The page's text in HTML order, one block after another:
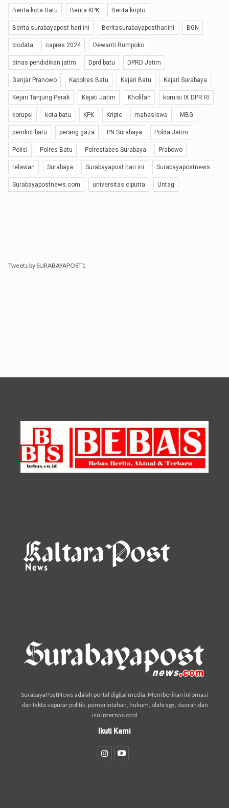
Berita kota Batu Berita KPK Berita kripto
Berita surabayapost hari ini Beritasurabayaposthariini BGN
biodata capres 2024 Dewanti Rumpoko
dinas pendidikan jatim Dprd batu DPRD Jatim
Ganjar Pranowo Kapolres Batu Kejari Batu Kejari Surabaya
Kejari Tanjung Perak Kejati Jatim Khofifah komisi IX DPR RI
korupsi kota batu KPK Kripto mahasiswa MBG
pemkot batu perang gaza PN Surabaya Polda Jatim
Polisi Polres Batu Polrestabes Surabaya Prabowo
relawan Surabaya Surabayapost hari ini Surabayapostnews
Surabayapostnews.com universitas ciputra Untag
Tweets by SURABAYAPOST1
SurabayaPostNews adalah portal digital media. Memberikan infomasi
dan fakta seputar politik, pemerintahan, hukum, olahraga, daerah dan
isu internasional
Ikuti Kami